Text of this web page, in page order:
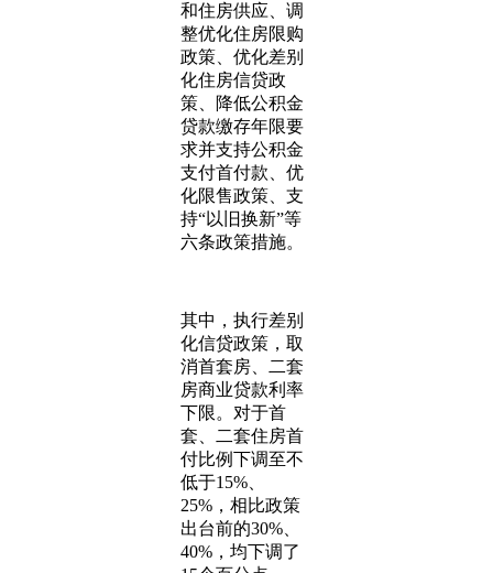
和住房供应、调
整优化住房限购
政策、优化差别
化住房信贷政
策、降低公积金
贷款缴存年限要
求并支持公积金
支付首付款、优
化限售政策、支
持“以旧换新”等
六条政策措施。
其中，执行差别
化信贷政策，取
消首套房、二套
房商业贷款利率
下限。对于首
套、二套住房首
付比例下调至不
低于15%、
25%，相比政策
出台前的30%、
40%，均下调了